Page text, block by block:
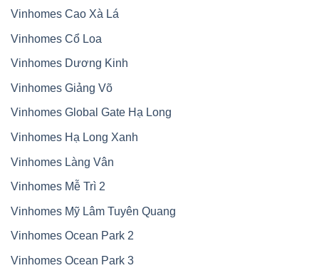
Vinhomes Cao Xà Lá
Vinhomes Cổ Loa
Vinhomes Dương Kinh
Vinhomes Giảng Võ
Vinhomes Global Gate Hạ Long
Vinhomes Hạ Long Xanh
Vinhomes Làng Vân
Vinhomes Mễ Trì 2
Vinhomes Mỹ Lâm Tuyên Quang
Vinhomes Ocean Park 2
Vinhomes Ocean Park 3